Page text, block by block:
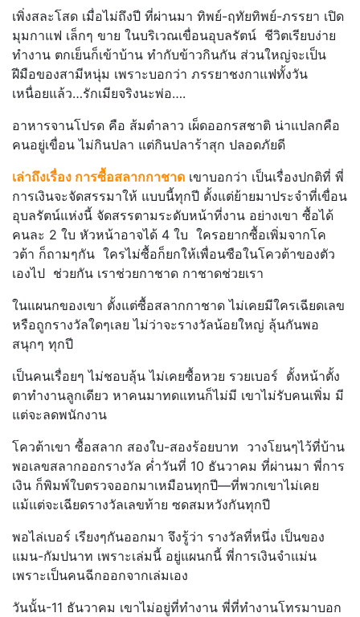
เพิ่งสละโสด เมื่อไม่ถึงปี ที่ผ่านมา ทิพย์-ฤทัยทิพย์-ภรรยา เปิด
มุมกาแฟ เล็กๆ ขาย ในบริเวณเขื่อนอุบลรัตน์ ชีวิตเรียบง่าย
ทำงาน ตกเย็นก็เข้าบ้าน ทำกับข้าวกินกัน ส่วนใหญ่จะเป็น
ฝีมือของสามีหนุ่ม เพราะบอกว่า ภรรยาชงกาแฟทั้งวัน
เหนื่อยแล้ว…รักเมียจริงนะพ่อ….
อาหารจานโปรด คือ ส้มตำลาว เผ็ดออกรสชาติ น่าแปลกคือ
คนอยู่เขื่อน ไม่กินปลา แต่กินปลาร้าสุก ปลอดภัยดี
เล่าถึงเรื่อง การซื้อสลากกาชาด เขาบอกว่า เป็นเรื่องปกติที่ พี่
การเงินจะจัดสรรมาให้ แบบนี้ทุกปี ตั้งแต่ย้ายมาประจำที่เขื่อน
อุบลรัตน์แห่งนี้ จัดสรรตามระดับหน้าที่งาน อย่างเขา ซื้อได้
คนละ 2 ใบ หัวหน้าอาจได้ 4 ใบ ใครอยากซื้อเพิ่มจากโค
วต้า ก็ถามๆกัน ใครไม่ซื้อก็ยกให้เพื่อนซือในโควต้าของตัว
เองไป ช่วยกัน เราช่วยกาชาด กาชาดช่วยเรา
ในแผนกของเขา ตั้งแต่ซื้อสลากกาชาด ไม่เคยมีใครเฉียดเลข
หรือถูกรางวัลใดๆเลย ไม่ว่าจะรางวัลน้อยใหญ่ ลุ้นกันพอ
สนุกๆ ทุกปี
เป็นคนเรื่อยๆ ไม่ชอบลุ้น ไม่เคยซื้อหวย รวยเบอร์ ตั้งหน้าตั้ง
ตาทำงานลูกเดียว หาคนมาทดแทนก็ไม่มี เขาไม่รับคนเพิ่ม มี
แต่จะลดพนักงาน
โควต้าเขา ซื้อสลาก สองใบ-สองร้อยบาท วางโยนๆไว้ที่บ้าน
พอเลขสลากออกรางวัล ค่ำวันที่ 10 ธันวาคม ที่ผ่านมา พี่การ
เงิน ก็พิมพ์ใบตรวจออกมาเหมือนทุกปี—ที่พวกเขาไม่เคย
แม้แต่จะเฉียดรางวัลเลขท้าย ซดสมหวังกันทุกปี
พอไล่เบอร์ เรียงๆกันออกมา จึงรู้ว่า รางวัลที่หนึ่ง เป็นของ
แมน-กัมปนาท เพราะเล่มนี้ อยู่แผนกนี้ พี่การเงินจำแม่น
เพราะเป็นคนฉีกออกจากเล่มเอง
วันนั้น-11 ธันวาคม เขาไม่อยู่ที่ทำงาน พี่ที่ทำงานโทรมาบอก